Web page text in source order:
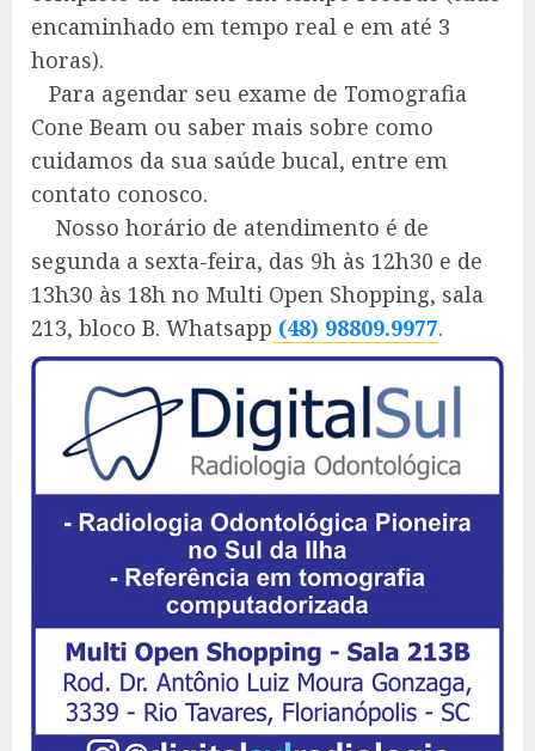
encaminhado em tempo real e em até 3
horas).
Para agendar seu exame de Tomografia
Cone Beam ou saber mais sobre como
cuidamos da sua saúde bucal, entre em
contato conosco.
Nosso horário de atendimento é de
segunda a sexta-feira, das 9h às 12h30 e de
13h30 às 18h no Multi Open Shopping, sala
213, bloco B. Whatsapp (48) 98809.9977.